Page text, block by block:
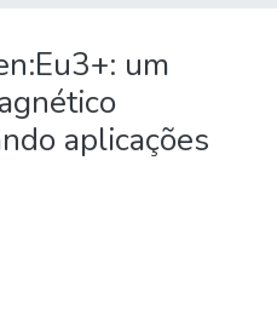
um
aplicações